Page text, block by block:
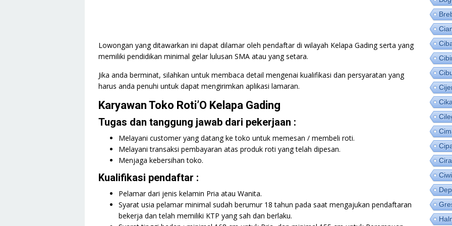
Lowongan yang ditawarkan ini dapat dilamar oleh pendaftar di wilayah Kelapa Gading serta yang
memiliki pendidikan minimal gelar lulusan SMA atau yang setara.
Jika anda berminat, silahkan untuk membaca detail mengenai kualifikasi dan persyaratan yang
harus anda penuhi untuk dapat mengirimkan aplikasi lamaran.
Karyawan Toko Roti’O Kelapa Gading
Tugas dan tanggung jawab dari pekerjaan :
Melayani customer yang datang ke toko untuk memesan / membeli roti.
Melayani transaksi pembayaran atas produk roti yang telah dipesan.
Menjaga kebersihan toko.
Kualifikasi pendaftar :
Pelamar dari jenis kelamin Pria atau Wanita.
Syarat usia pelamar minimal sudah berumur 18 tahun pada saat mengajukan pendaftaran
bekerja dan telah memiliki KTP yang sah dan berlaku.